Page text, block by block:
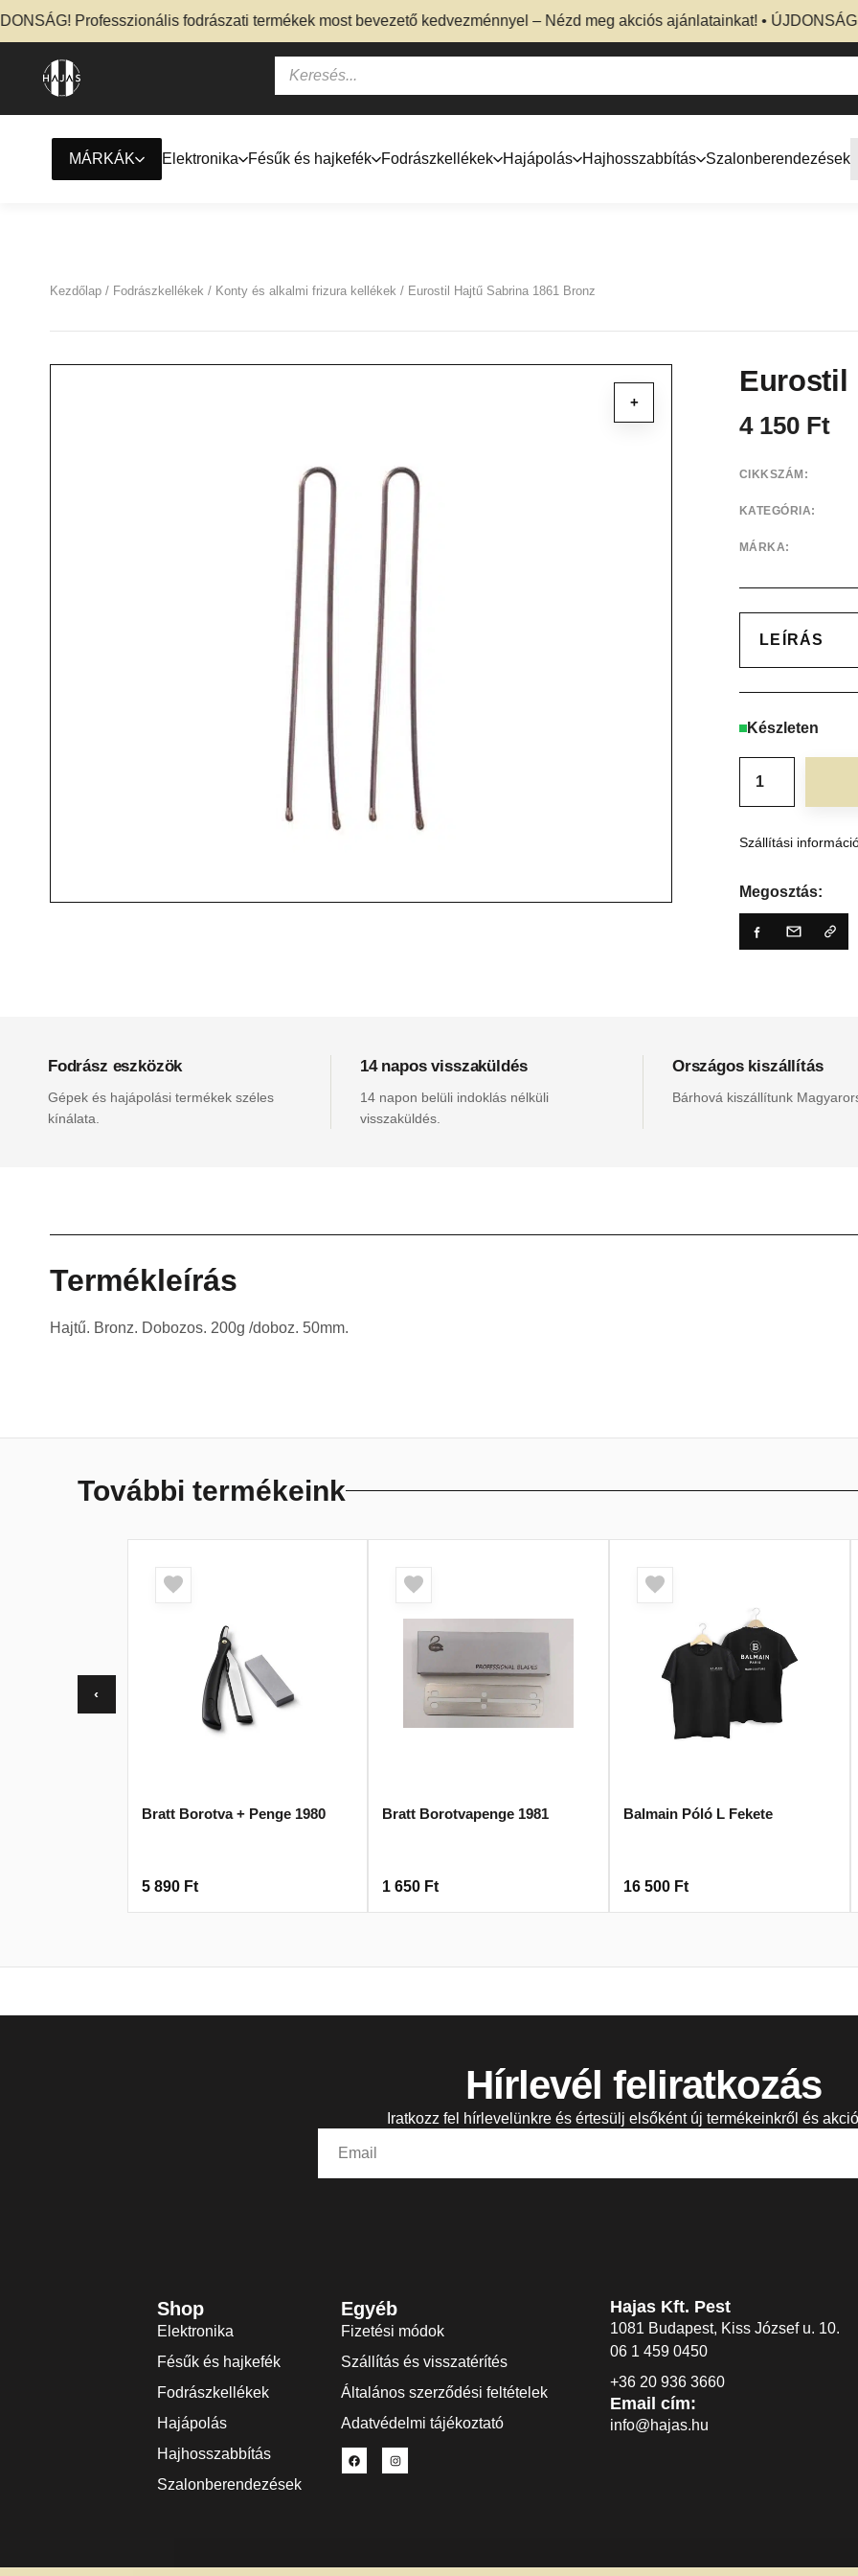
Professzionális fodrászati termékek most bevezető kedvezménnyel – Nézd meg akciós ajánlatainkat! •
MÁRKÁK Elektronika Fésűk és hajkefék Fodrászkellékek Hajápolás Hajhosszabbítás Szalonberendezések
Kezdőlap / Fodrászkellékek / Konty és alkalmi frizura kellékek / Eurostil Hajtű Sabrina 1861 Bronz
+
Eurostil
4 150 Ft
CIKKSZÁM:
KATEGÓRIA:
MÁRKA:
LEÍRÁS
Készleten
Szállítási
Megosztás:
Fodrász eszközök
Gépek és hajápolási termékek széles
kínálata.
14 napos visszaküldés
14 napon belüli indoklás nélküli
visszaküldés.
Országos kiszállítás
Bárhová kiszállítunk
Termékleírás
Hajtű. Bronz. Dobozos. 200g /doboz. 50mm.
További termékeink
‹
Bratt Borotva + Penge 1980
5 890 Ft
Bratt Borotvapenge 1981
1 650 Ft
Balmain Póló L Fekete
16 500 Ft
Hírlevél feliratkozás
Iratkozz fel hírlevelünkre és értesülj elsőként új termékeinkről és
Shop
Elektronika
Fésűk és hajkefék
Fodrászkellékek
Hajápolás
Hajhosszabbítás
Szalonberendezések
Egyéb
Fizetési módok
Szállítás és visszatérítés
Általános szerződési feltételek
Adatvédelmi tájékoztató
Hajas Kft. Pest
1081 Budapest, Kiss József u. 10.
06 1 459 0450
+36 20 936 3660
Email cím:
info@hajas.hu